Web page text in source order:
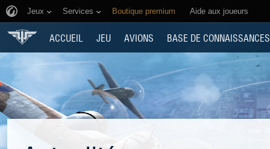
Jeux Services Boutique premium Aide aux joueurs
ACCUEIL JEU AVIONS BASE DE CONNAISSANCES